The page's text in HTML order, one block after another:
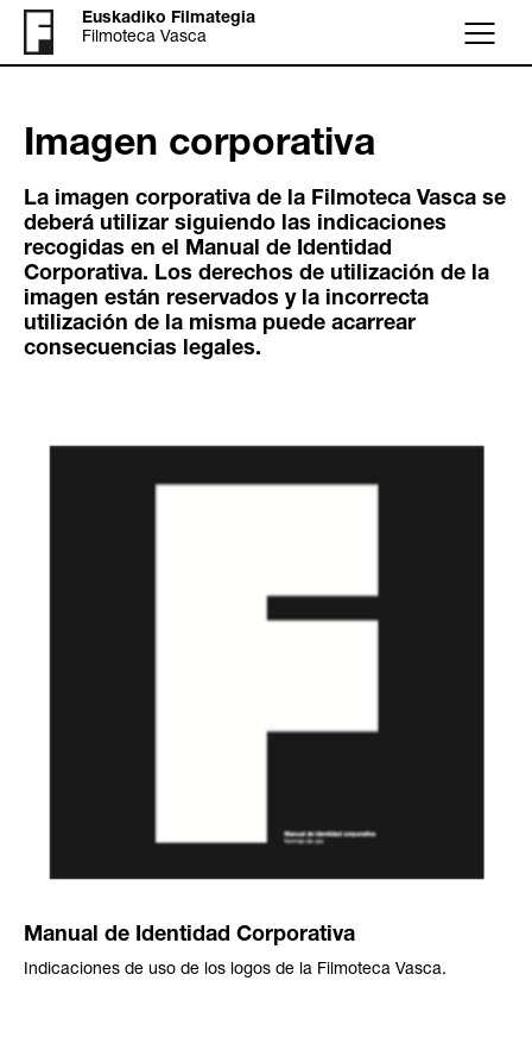
Euskadiko Filmategia
Filmoteca Vasca
Menú
Imagen corporativa
La imagen corporativa de la Filmoteca Vasca se
deberá utilizar siguiendo las indicaciones
recogidas en el Manual de Identidad
Corporativa. Los derechos de utilización de la
imagen están reservados y la incorrecta
utilización de la misma puede acarrear
consecuencias legales.
Manual de Identidad Corporativa
Indicaciones de uso de los logos de la Filmoteca Vasca.